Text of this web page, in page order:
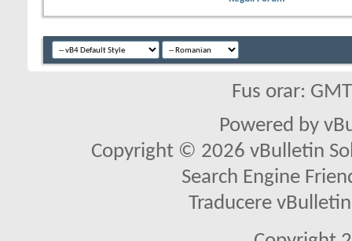
Fus orar:
Powered by
Copyright © 2026 vBulletin
Search Engine
Traducere